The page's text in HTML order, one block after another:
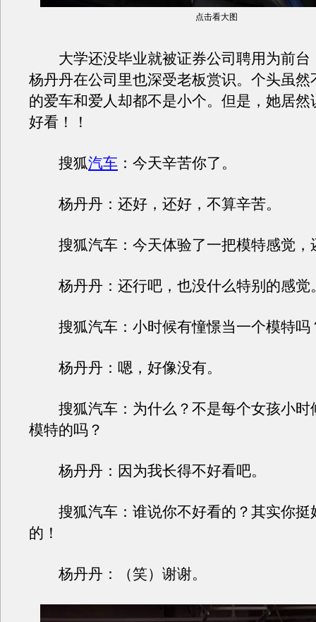
点击看大图
大学还没毕业就被证券公司聘用为前台
杨丹丹在公司里也深受老板赏识。个头虽然
的爱车和爱人却都不是小个。但是，她居然
好看！！
搜狐汽车 ：今天辛苦你了。
杨丹丹：还好，还好，不算辛苦。
搜狐汽车：今天体验了一把模特感觉，
杨丹丹：还行吧，也没什么特别的感觉
搜狐汽车：小时候有憧憬当一个模特吗
杨丹丹：嗯，好像没有。
搜狐汽车：为什么？不是每个女孩小时
模特的吗？
杨丹丹：因为我长得不好看吧。
搜狐汽车：谁说你不好看的？其实你挺
的！
杨丹丹：（笑）谢谢。